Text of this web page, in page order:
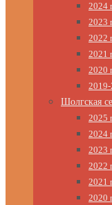
2024
2023
2022
2021
2020
Шолгская
2025
2024
2023
2022
2021
2020